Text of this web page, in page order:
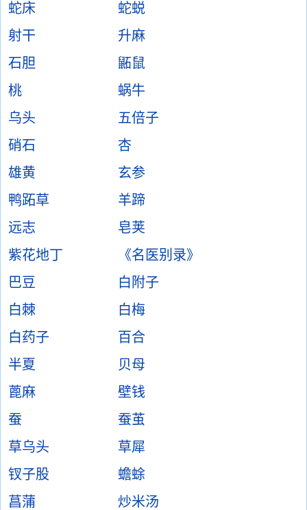
蛇床
蛇蜕
射干
升麻
石胆
鼫鼠
桃
蜗牛
乌头
五倍子
硝石
杏
雄黄
玄参
鸭跖草
羊蹄
远志
皂荚
紫花地丁
《名医别录》
巴豆
白附子
白棘
白梅
白药子
百合
半夏
贝母
蓖麻
壁钱
蚕
蚕茧
草乌头
草犀
钗子股
蟾蜍
菖蒲
炒米汤